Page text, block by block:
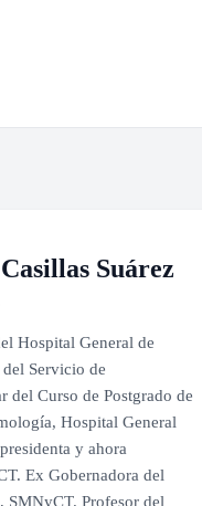
Suárez
Hospital General de
Servicio de
del Curso de Postgrado de
Hospital General
y ahora
Ex Gobernadora del
Profesor del